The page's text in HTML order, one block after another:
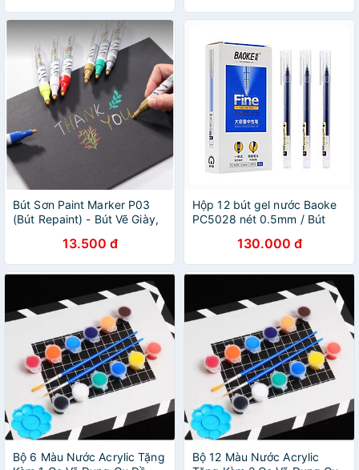
Bút Sơn Paint Marker P03
(Bút Repaint) - Bút Vẽ Giày,
13.500 đ
Hộp 12 bút gel nước Baoke
PC5028 nét 0.5mm / Bút
nhanh khô130.000 đ
Bộ 6 Màu Nước Acrylic Tặng
Bộ 12 Màu Nước Acrylic